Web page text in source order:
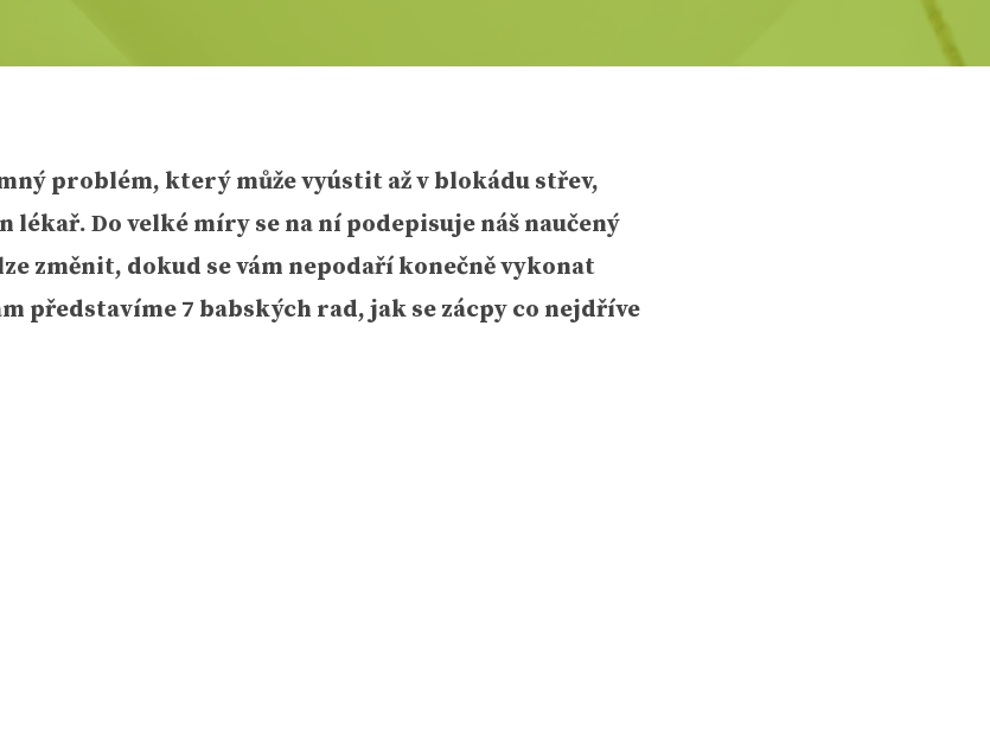
problém, který může vyústit až v blokádu střev,
lékař. Do velké míry se na ní podepisuje náš naučený
změnit, dokud se vám nepodaří konečně vykonat
představíme 7 babských rad, jak se zácpy co nejdříve